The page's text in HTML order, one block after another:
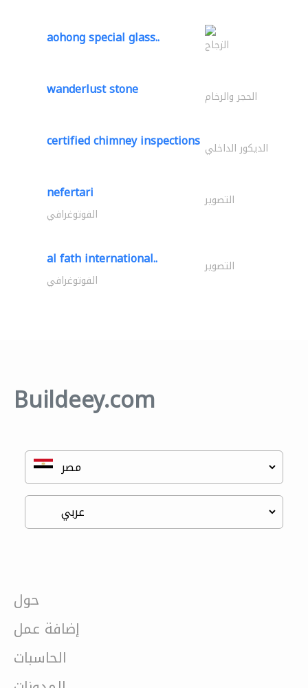
aohong special glass.. الزجاج
wanderlust stone الحجر والرخام
certified chimney inspections الديكور الداخلي
nefertari التصوير
الفوتوغرافي
al fath international.. التصوير
الفوتوغرافي
Buildeey.com
حول
إضافة عمل
الحاسبات